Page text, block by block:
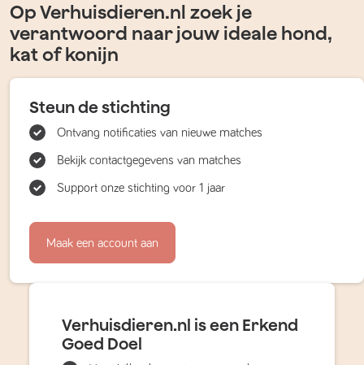
Op Verhuisdieren.nl zoek je
verantwoord naar jouw ideale hond,
kat of konijn
Steun de stichting
Ontvang notificaties van nieuwe matches
Bekijk contactgegevens van matches
Support onze stichting voor 1 jaar
Maak een account aan
Verhuisdieren.nl is een Erkend
Goed Doel